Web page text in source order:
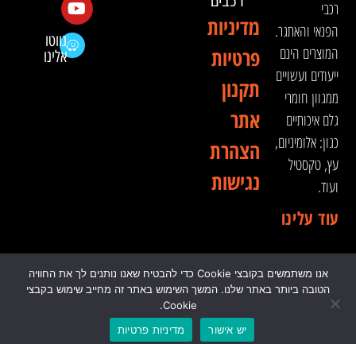
רכבי
הפנאי והאתגר.
המוצרים הינם
ייעודים ועשויים
ממגוון חומרי
גלם איכותיים
כגון: אלומיניום,
עץ, טקסטיל
ועוד.
עוד עלינו
מדיניות
פרטיות
תקנון
אתר
הצהרת
נגישות
נווטו
אלינו
© 2024 כל הזכויות שמורות לדה וינצ'י - הסדנא לאבזור
רכבי שטח
אנו משתמשים בקובצי Cookie כדי להבטיח שאנו נותנים לך את החוויה
הטובה ביותר באתר שלנו. המשך השימוש באתר זה מחייב שימוש בקבצי
Cookie.
יש אישור
מדיניות פרטיות